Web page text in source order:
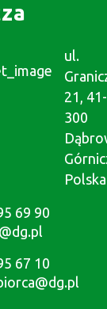
ul.
21, 41-
300
Polska
69 90
67 10